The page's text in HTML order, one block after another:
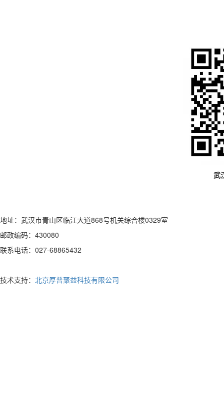
武
地址：武汉市青山区临江大道868号机关综合楼0329室
邮政编码：430080
联系电话：027-68865432
技术支持： 北京厚普聚益科技有限公司